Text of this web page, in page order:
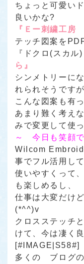
ちょっと可愛い
良いかな?
『Ｅー刺繍工房
テッチ図案を
『ドクロ(スカ
ら』
シンメトリーに
れられそうです
こんな図案も有
あまり難く考え
みで変更して使
～ 今日も笑顔
Wilcom
事でフル活用し
使いやすくって
も楽しめるし、
仕事は大変だけ
(*^^)v
クロスステッチ
けて、今は凄く
[#IMAGE|S58#]
多くの ブログの